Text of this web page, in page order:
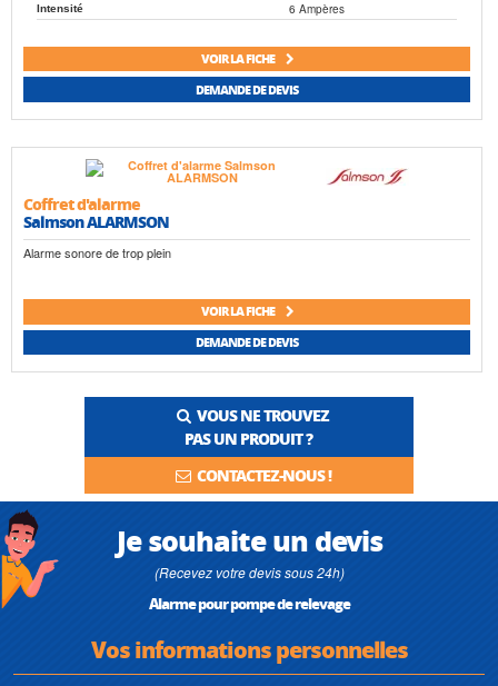
Intensité 6 Ampères
VOIR LA FICHE
DEMANDE DE DEVIS
Coffret d'alarme
Salmson ALARMSON
Alarme sonore de trop plein
VOIR LA FICHE
DEMANDE DE DEVIS
VOUS NE TROUVEZ
PAS UN PRODUIT ?
CONTACTEZ-NOUS !
Je souhaite un devis
(Recevez votre devis sous 24h)
Alarme pour pompe de relevage
Vos informations personnelles